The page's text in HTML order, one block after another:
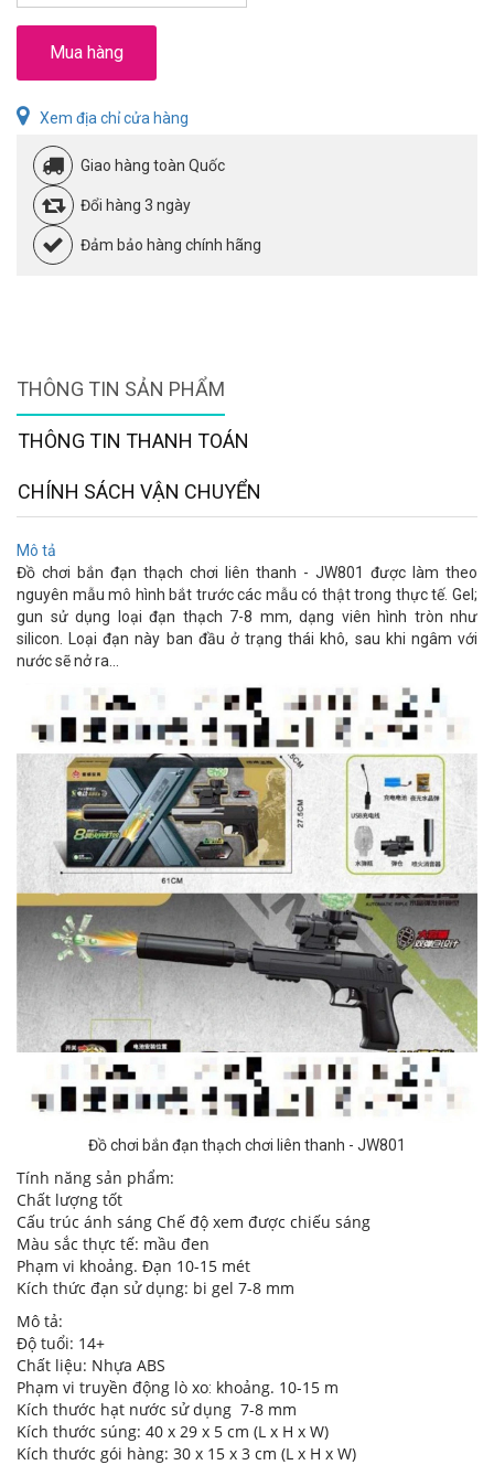
Mua hàng
Xem địa chỉ cửa hàng
Giao hàng toàn Quốc
Đổi hàng 3 ngày
Đảm bảo hàng chính hãng
THÔNG TIN SẢN PHẨM
THÔNG TIN THANH TOÁN
CHÍNH SÁCH VẬN CHUYỂN
Mô tả
Đồ chơi bắn đạn thạch chơi liên thanh - JW801 được làm theo
nguyên mẫu mô hình bắt trước các mẫu có thật trong thực tế. Gel;
gun sử dụng loại đạn thạch 7-8 mm, dạng viên hình tròn như
silicon. Loại đạn này ban đầu ở trạng thái khô, sau khi ngâm với
nước sẽ nở ra...
Đồ chơi bắn đạn thạch chơi liên thanh - JW801
Tính năng sản phẩm:
Chất lượng tốt
Cấu trúc ánh sáng Chế độ xem được chiếu sáng
Màu sắc thực tế: mầu đen
Phạm vi khoảng. Đạn 10-15 mét
Kích thức đạn sử dụng: bi gel 7-8 mm
Mô tả:
Độ tuổi: 14+
Chất liệu: Nhựa ABS
Phạm vi truyền động lò xo: ​​khoảng. 10-15 m
Kích thước hạt nước sử dụng 7-8 mm
Kích thước súng: 40 x 29 x 5 cm (L x H x W)
Kích thước gói hàng: 30 x 15 x 3 cm (L x H x W)